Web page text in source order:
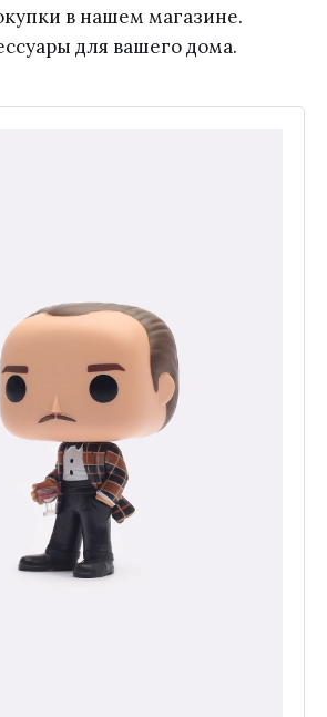
в нашем магазине.
для вашего дома.